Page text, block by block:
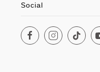
Social